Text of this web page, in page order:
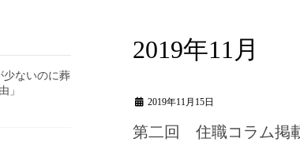
2019年11月
2019年11月15日
第二回 住職コラム掲
ないのに葬
」